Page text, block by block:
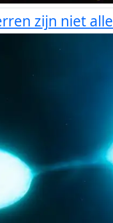
zijn niet